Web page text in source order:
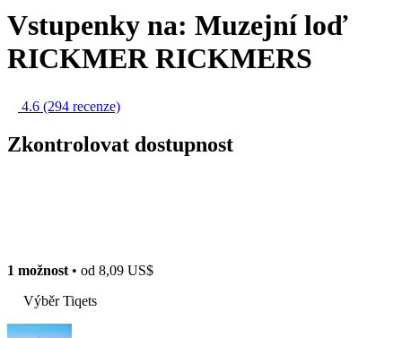
Vstupenky na: Muzejní loď
RICKMER RICKMERS
4.6 (294 recenze)
Zkontrolovat dostupnost
1 možnost • od 8,09 US$
Výběr Tiqets